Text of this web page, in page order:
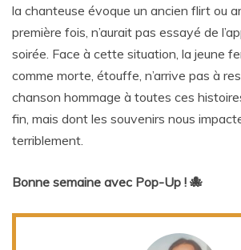
la chanteuse évoque un ancien flirt ou
première fois, n’aurait pas essayé de
soirée. Face à cette situation, la jeune
comme morte, étouffe, n’arrive pas à
chanson hommage à toutes ces
fin, mais dont les souvenirs nous
terriblement.
Bonne semaine avec Pop-Up ! 🐙